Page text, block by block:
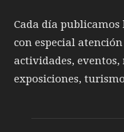
Cada día
con especial
actividades,
exposiciones,